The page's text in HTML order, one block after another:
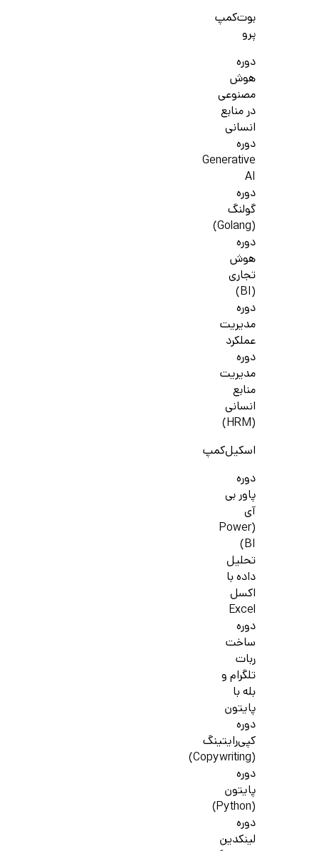
بوت‌کمپ
پرو
دوره
هوش
مصنوعی
در منابع
انسانی
دوره
Generative
AI
دوره
گولنگ
(Golang)
دوره
هوش
تجاری
(BI)
دوره
مدیریت
عملکرد
دوره
مدیریت
منابع
انسانی
(HRM)
اسکیل‌کمپ
دوره
پاور بی
آی
(Power
BI)
تحلیل
داده با
اکسل
Excel
دوره
ساخت
ربات
تلگرام و
بله با
پایتون
دوره
کپی‌رایتینگ
(Copywriting)
دوره
پایتون
(Python)
دوره
لینکدین